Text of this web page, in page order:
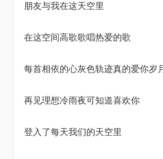
朋友与我在这天空里
在这空间高歌歌唱热爱的歌
每首相依的心灰色轨迹真的爱你岁
再见理想冷雨夜可知道喜欢你
登入了每天我们的天空里